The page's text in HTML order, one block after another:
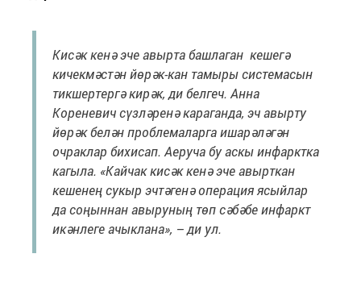
Кисәк кенә эче авырта башлаган кешегә
кичекмәстән йөрәк-кан тамыры системасын
тикшертергә кирәк, ди белгеч. Анна
Кореневич сүзләренә караганда, эч авырту
йөрәк белән проблемаларга ишарәләгән
очраклар бихисап. Аеруча бу аскы инфарктка
кагыла. «Кайчак кисәк кенә эче авырткан
кешенең сукыр эчтәгенә операция ясыйлар
да соңыннан авыруның төп сәбәбе инфаркт
икәнлеге ачыклана», – ди ул.